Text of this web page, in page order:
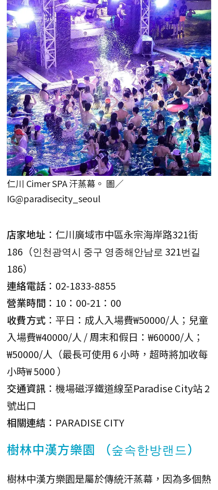
仁川 Cimer SPA 汗蒸幕。 圖／
IG@paradisecity_seoul
店家地址 ：仁川廣域市中區永宗海岸路321街
186（인천광역시 중구 영종해안남로 321번길
186）
連絡電話 ：02-1833-8855
營業時間 ：10：00-21：00
收費方式 ：平日：成人入場費₩50000/人；兒童
入場費₩40000/人 / 周末和假日：₩60000/人；
₩50000/人（最長可使用 6 小時，超時將加收每
小時₩ 5000 ）
交通資訊 ：機場磁浮鐵道線至Paradise City站 2
號出口
相關連結 ：PARADISE CITY
樹林中漢方樂園 （숲속한방랜드）
樹林中漢方樂園是屬於傳統汗蒸幕，因為多個熱